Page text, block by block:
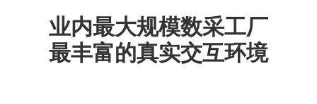
业内最大规模数采工厂
最丰富的真实交互环境